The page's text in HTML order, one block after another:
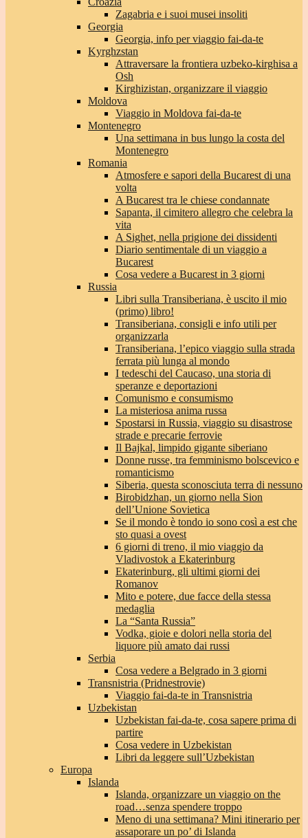
Zagabria e i suoi musei insoliti
Georgia
Georgia, info per viaggio fai-da-te
Kyrghzstan
Attraversare la frontiera uzbeko-kirghisa a
Osh
Kirghizistan, organizzare il viaggio
Moldova
Viaggio in Moldova fai-da-te
Montenegro
Una settimana in bus lungo la costa del
Montenegro
Romania
Atmosfere e sapori della Bucarest di una
volta
A Bucarest tra le chiese condannate
Sapanta, il cimitero allegro che celebra la
vita
A Sighet, nella prigione dei dissidenti
Diario sentimentale di un viaggio a
Bucarest
Cosa vedere a Bucarest in 3 giorni
Russia
Libri sulla Transiberiana, è uscito il mio
(primo) libro!
Transiberiana, consigli e info utili per
organizzarla
Transiberiana, l’epico viaggio sulla strada
ferrata più lunga al mondo
I tedeschi del Caucaso, una storia di
speranze e deportazioni
Comunismo e consumismo
La misteriosa anima russa
Spostarsi in Russia, viaggio su disastrose
strade e precarie ferrovie
Il Bajkal, limpido gigante siberiano
Donne russe, tra femminismo bolscevico e
romanticismo
Siberia, questa sconosciuta terra di nessuno
Birobidzhan, un giorno nella Sion
dell’Unione Sovietica
Se il mondo è tondo io sono così a est che
sto quasi a ovest
6 giorni di treno, il mio viaggio da
Vladivostok a Ekaterinburg
Ekaterinburg, gli ultimi giorni dei
Romanov
Mito e potere, due facce della stessa
medaglia
La “Santa Russia”
Vodka, gioie e dolori nella storia del
liquore più amato dai russi
Serbia
Cosa vedere a Belgrado in 3 giorni
Transnistria (Pridnestrovie)
Viaggio fai-da-te in Transnistria
Uzbekistan
Uzbekistan fai-da-te, cosa sapere prima di
partire
Cosa vedere in Uzbekistan
Libri da leggere sull’Uzbekistan
Europa
Islanda
Islanda, organizzare un viaggio on the
road…senza spendere troppo
Meno di una settimana? Mini itinerario per
assaporare un po’ di Islanda